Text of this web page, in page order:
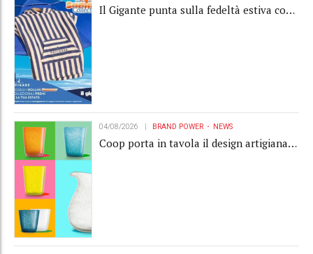
Il Gigante punta sulla fedeltà estiva con
04/08/2026 BRAND POWER NEWS
Coop porta in tavola il design artigianale